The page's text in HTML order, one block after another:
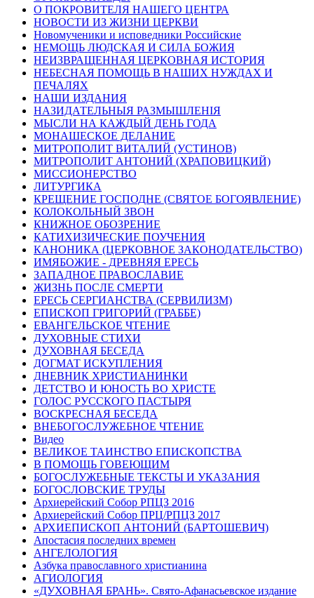
О ПОКРОВИТЕЛЯ НАШЕГО ЦЕНТРА
НОВОСТИ ИЗ ЖИЗНИ ЦЕРКВИ
Новомученики и исповедники Российские
НЕМОЩЬ ЛЮДСКАЯ И СИЛА БОЖИЯ
НЕИЗВРАЩЕННАЯ ЦЕРКОВНАЯ ИСТОРИЯ
НЕБЕСНАЯ ПОМОЩЬ В НАШИХ НУЖДАХ И
ПЕЧАЛЯХ
НАШИ ИЗДАНИЯ
НАЗИДАТЕЛЬНЫЯ РАЗМЫШЛЕНІЯ
МЫСЛИ НА КАЖДЫЙ ДЕНЬ ГОДА
МОНАШЕСКОЕ ДЕЛАНИЕ
МИТРОПОЛИТ ВИТАЛИЙ (УСТИНОВ)
МИТРОПОЛИТ АНТОНИЙ (ХРАПОВИЦКИЙ)
МИССИОНЕРСТВО
ЛИТУРГИКА
КРЕЩЕНИЕ ГОСПОДНЕ (СВЯТОЕ БОГОЯВЛЕНИЕ)
КОЛОКОЛЬНЫЙ ЗВОН
КНИЖНОЕ ОБОЗРЕНИЕ
КАТИХИЗИЧЕСКИЕ ПОУЧЕНИЯ
КАНОНИКА (ЦЕРКОВНОЕ ЗАКОНОДАТЕЛЬСТВО)
ИМЯБОЖИЕ - ДРЕВНЯЯ ЕРЕСЬ
ЗАПАДНОЕ ПРАВОСЛАВИЕ
ЖИЗНЬ ПОСЛЕ СМЕРТИ
ЕРЕСЬ СЕРГИАНСТВА (СЕРВИЛИЗМ)
ЕПИСКОП ГРИГОРИЙ (ГРАББЕ)
ЕВАНГЕЛЬСКОЕ ЧТЕНИЕ
ДУХОВНЫЕ СТИХИ
ДУХОВНАЯ БЕСЕДА
ДОГМАТ ИСКУПЛЕНИЯ
ДНЕВНИК ХРИСТИАНИНКИ
ДЕТСТВО И ЮНОСТЬ ВО ХРИСТЕ
ГОЛОС РУССКОГО ПАСТЫРЯ
ВОСКРЕСНАЯ БЕСЕДА
ВНЕБОГОСЛУЖЕБНОЕ ЧТЕНИЕ
Видео
ВЕЛИКОЕ ТАИНСТВО ЕПИСКОПСТВА
В ПОМОЩЬ ГОВЕЮЩИМ
БОГОСЛУЖЕБНЫЕ ТЕКСТЫ И УКАЗАНИЯ
БОГОСЛОВСКИЕ ТРУДЫ
Архиерейский Собор РПЦЗ 2016
Архиерейский Собор ПРЦ/РПЦЗ 2017
АРХИЕПИСКОП АНТОНИЙ (БАРТОШЕВИЧ)
Апостасия последних времен
АНГЕЛОЛОГИЯ
Азбука православного христианина
АГИОЛОГИЯ
«ДУХОВНАЯ БРАНЬ». Свято-Афанасьевское издание